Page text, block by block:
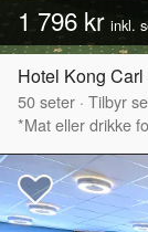
1 796 kr inkl.
Hotel Kong
50seter · Tilbyr
*Mat eller drikke